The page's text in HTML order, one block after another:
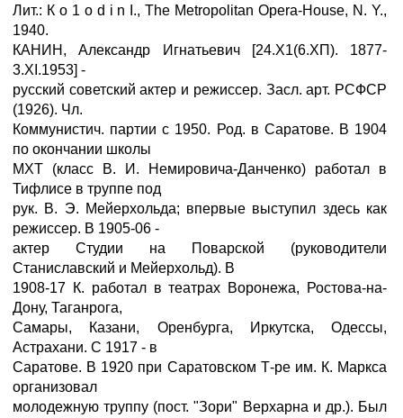
Лит.: К о 1 о d i n I., The Metropolitan Opera-House, N. Y.,
1940.
КАНИН, Александр Игнатьевич [24.Х1(6.ХП). 1877-
3.XI.1953] -
русский советский актер и режиссер. Засл. арт. РСФСР
(1926). Чл.
Коммунистич. партии с 1950. Род. в Саратове. В 1904
по окончании школы
МХТ (класс В. И. Немировича-Данченко) работал в
Тифлисе в труппе под
рук. В. Э. Мейерхольда; впервые выступил здесь как
режиссер. В 1905-06 -
актер Студии на Поварской (руководители
Станиславский и Мейерхольд). В
1908-17 К. работал в театрах Воронежа, Ростова-на-
Дону, Таганрога,
Самары, Казани, Оренбурга, Иркутска, Одессы,
Астрахани. С 1917 - в
Саратове. В 1920 при Саратовском Т-ре им. К. Маркса
организовал
молодежную труппу (пост. "Зори" Верхарна и др.). Был